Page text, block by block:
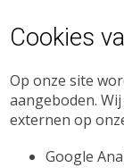
Cookies
Op onze site
aangeboden.
externen op
Google